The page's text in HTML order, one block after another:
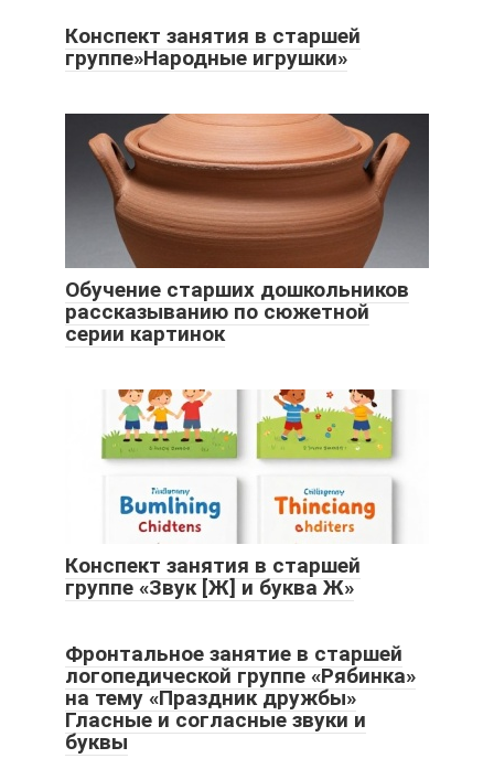
Конспект занятия в старшей
группе»Народные игрушки»
Обучение старших дошкольников
рассказыванию по сюжетной
серии картинок
Конспект занятия в старшей
группе «Звук [Ж] и буква Ж»
Фронтальное занятие в старшей
логопедической группе «Рябинка»
на тему «Праздник дружбы»
Гласные и согласные звуки и
буквы